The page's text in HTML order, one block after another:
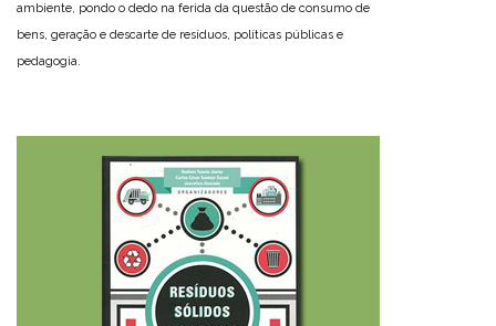
ambiente, pondo o dedo na ferida da questão de consumo de
bens, geração e descarte de resíduos, políticas públicas e
pedagogia.